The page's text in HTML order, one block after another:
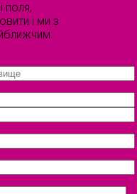
поля,
і ми з